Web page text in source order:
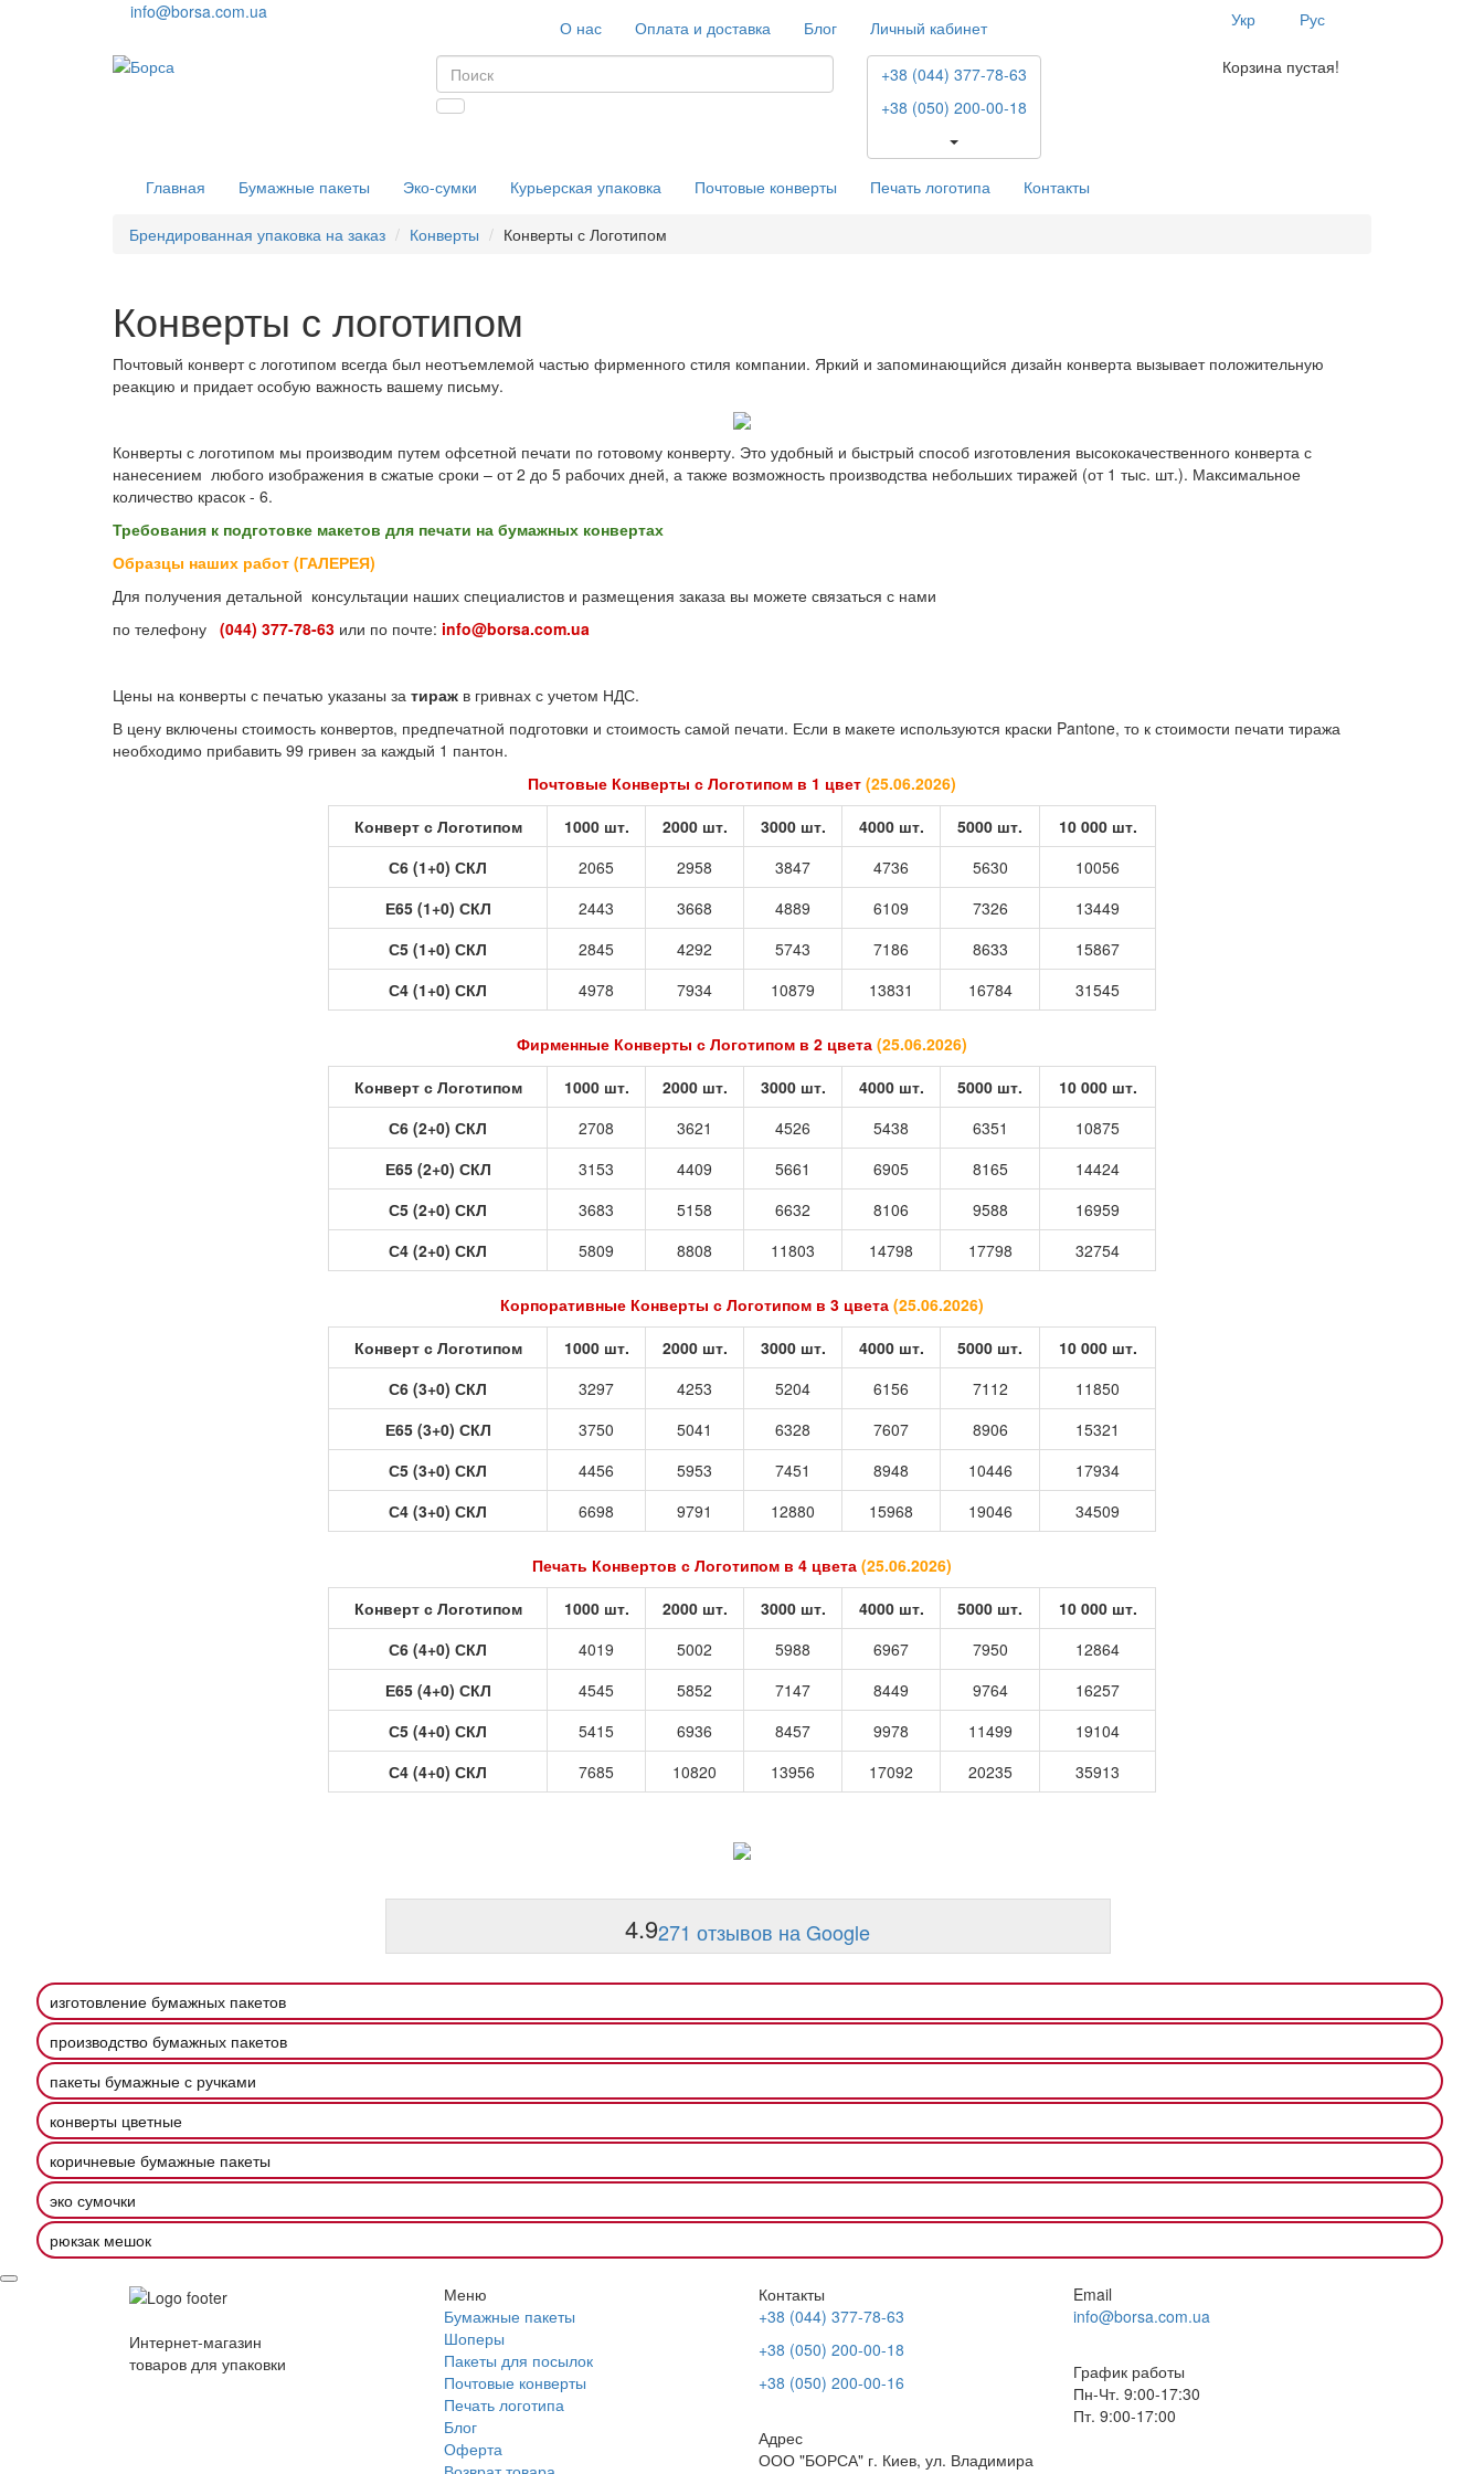
info@borsa.com.ua
О нас Оплата и доставка Блог Личный кабинет Укр Рус
+38 (044) 377-78-63
+38 (050) 200-00-18
Корзина пустая!
Главная Бумажные пакеты Эко-сумки Курьерская упаковка Почтовые конверты Печать логотипа Контакты
Брендированная упаковка на заказ Конверты Конверты с Логотипом
Конверты с логотипом
Почтовый конверт с логотипом всегда был неотъемлемой частью фирменного стиля компании. Яркий и запоминающийся дизайн конверта вызывает положительную
реакцию и придает особую важность вашему письму.
Конверты с логотипом мы производим путем офсетной печати по готовому конверту. Это удобный и быстрый способ изготовления высококачественного конверта с
нанесением любого изображения в сжатые сроки – от 2 до 5 рабочих дней, а также возможность производства небольших тиражей (от 1 тыс. шт.). Максимальное
количество красок - 6.
Требования к подготовке макетов для печати на бумажных конвертах
Образцы наших работ (ГАЛЕРЕЯ)
Для получения детальной консультации наших специалистов и размещения заказа вы можете связаться с нами
по телефону (044) 377-78-63 или по почте: info@borsa.com.ua
Цены на конверты с печатью указаны за тираж в гривнах с учетом НДС.
В цену включены стоимость конвертов, предпечатной подготовки и стоимость самой печати. Если в макете используются краски Pantone, то к стоимости печати тиража
необходимо прибавить 99 гривен за каждый 1 пантон.
Почтовые Конверты с Логотипом в 1 цвет (25.06.2026)
Конверт с Логотипом
1000 шт. 2000 шт. 3000 шт. 4000 шт. 5000 шт.
10 000 шт.
С6 (1+0) СКЛ
2065 2958 3847 4736 5630
10056
Е65 (1+0) СКЛ
2443 3668 4889 6109 7326
13449
С5 (1+0) СКЛ
2845 4292 5743 7186 8633
15867
С4 (1+0) СКЛ
4978 7934 10879 13831 16784 31545
Фирменные Конверты с Логотипом в 2 цвета (25.06.2026)
Конверт с Логотипом
1000 шт. 2000 шт. 3000 шт. 4000 шт. 5000 шт.
10 000 шт.
С6 (2+0) СКЛ
2708 3621 4526 5438 6351
10875
Е65 (2+0) СКЛ
3153 4409 5661 6905 8165
14424
С5 (2+0) СКЛ
3683 5158 6632 8106 9588
16959
С4 (2+0) СКЛ
5809 8808 11803 14798 17798 32754
Корпоративные Конверты с Логотипом в 3 цвета (25.06.2026)
Конверт с Логотипом
1000 шт. 2000 шт. 3000 шт. 4000 шт. 5000 шт.
10 000 шт.
С6 (3+0) СКЛ
3297 4253 5204 6156 7112
11850
Е65 (3+0) СКЛ
3750 5041 6328 7607 8906
15321
С5 (3+0) СКЛ
4456 5953 7451 8948 10446
17934
С4 (3+0) СКЛ
6698 9791 12880 15968 19046 34509
Печать Конвертов с Логотипом в 4 цвета (25.06.2026)
Конверт с Логотипом
1000 шт. 2000 шт. 3000 шт. 4000 шт. 5000 шт.
10 000 шт.
С6 (4+0) СКЛ
4019 5002 5988 6967 7950
12864
Е65 (4+0) СКЛ
4545 5852 7147 8449 9764
16257
С5 (4+0) СКЛ
5415 6936 8457 9978 11499
19104
С4 (4+0) СКЛ
7685 10820 13956 17092 20235 35913
4.9271 отзывов на Google
изготовление бумажных пакетов
производство бумажных пакетов
пакеты бумажные с ручками
конверты цветные
коричневые бумажные пакеты
эко сумочки
рюкзак мешок
Интернет-магазин
товаров для упаковки
Меню
Бумажные пакеты
Шоперы
Пакеты для посылок
Почтовые конверты
Печать логотипа
Блог
Оферта
Контакты
+38 (044) 377-78-63
+38 (050) 200-00-18
+38 (050) 200-00-16
Адрес
ООО "БОРСА" г. Киев, ул. Владимира
Email
info@borsa.com.ua
График работы
Пн-Чт. 9:00-17:30
Пт. 9:00-17:00